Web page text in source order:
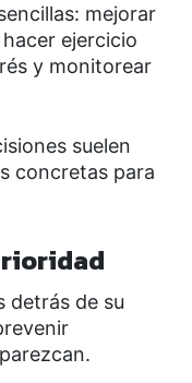
mejorar
ejercicio
y monitorear
suelen
concretas para
detrás de su